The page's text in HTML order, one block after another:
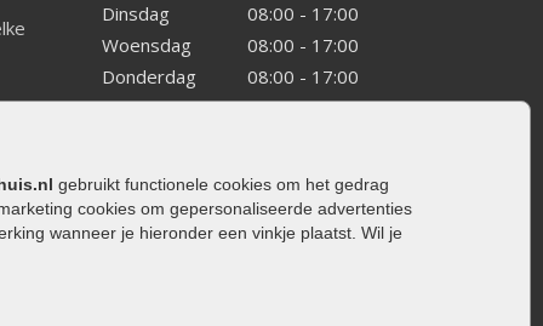
gebruikt functionele cookies om het gedrag
cookies om gepersonaliseerde advertenties
wanneer je hieronder een vinkje plaatst. Wil je
Dinsdag
08:00 - 17:00
Woensdag
08:00 - 17:00
Donderdag
08:00 - 17:00
Vrijdag
08:00 - 17:00